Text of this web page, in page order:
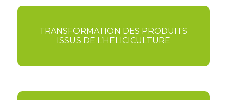
TRANSFORMATION DES PRODUITS
ISSUS DE L’HELICICULTURE